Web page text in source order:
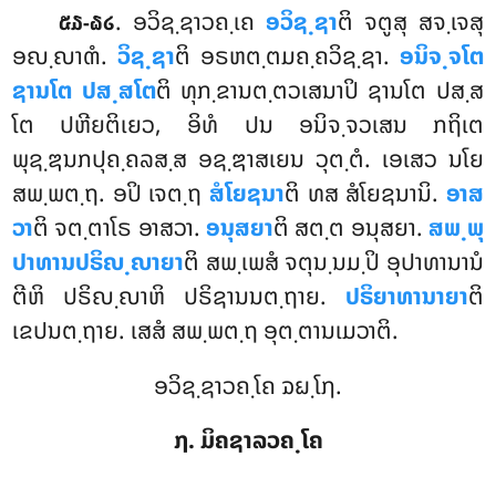
໕໓-໖໒. ອວິຊ຺ຊາວຄ຺ເຄ ອວິຊ຺ຊາຕິ ຈຕູສຸ ສຈ຺ເຈສຸ
ອຎ຺ຎາຓໍ.ວິຊ຺ຊາຕິ ອຣຫຕ຺ຕມຄ຺ຄວິຊ຺ຊາ. ອນິຈ຺ຈໂຕ
ຊານໂຕ ປສ຺ສໂຕຕິ ທຸກ຺ຂານຕ຺ຕວເສນາປິ ຊານໂຕ ປສ຺ສ
ໂຕ ປຫີຍຕິເຍວ, ອິທໍ ປນ ອນິຈ຺ຈວເສນ ກຖິເຕ
ພຸຊ຺ຌນກປຸຄ຺ຄລສ຺ສ ອຊ຺ຌາສເຍນ ວຸຕ຺ຕໍ. ເອເສວ ນໂຍ
ສພ຺ພຕ຺ຖ. ອປິ ເຈຕ຺ຖ ສໍໂຍຊນາຕິ ທສ ສໍໂຍຊນານິ. ອາສ
ວາຕິ ຈຕ຺ຕາໂຣ ອາສວາ. ອນຸສຍາຕິ ສຕ຺ຕ ອນຸສຍາ. ສພ຺ພຸ
ປາທານປຣິຎ຺ຎາຍາຕິ ສພ຺ເພສໍ ຈຕຸນ຺ນມ຺ປິ ອຸປາທານານໍ
ຕີຫິ ປຣິຎ຺ຎາຫິ ປຣິຊານນຕ຺ຖາຍ. ປຣິຍາທານາຍາຕິ
ເຂປນຕ຺ຖາຍ. ເສສໍ ສພ຺ພຕ຺ຖ ອຸຕ຺ຕານເມວາຕິ.
ອວິຊ຺ຊາວຄ຺ໂຄ ຉຏ຺ໂຐ.
໗. ມິຄຊາລວຄ຺ໂຄ